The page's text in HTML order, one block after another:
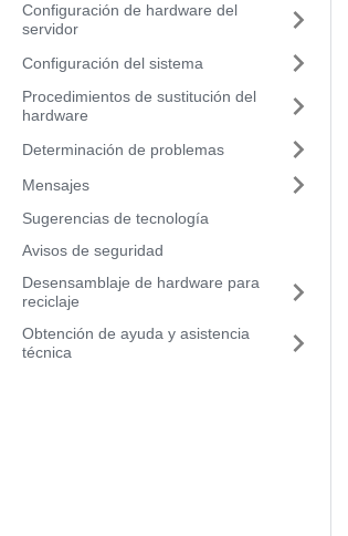
Configuración de hardware del
servidor
Configuración del sistema
Procedimientos de sustitución del
hardware
Determinación de problemas
Mensajes
Sugerencias de tecnología
Avisos de seguridad
Desensamblaje de hardware para
reciclaje
Obtención de ayuda y asistencia
técnica